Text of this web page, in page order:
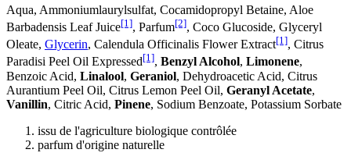
Aqua, Ammoniumlaurylsulfat, Cocamidopropyl Betaine, Aloe
Barbadensis Leaf Juice[1], Parfum[2], Coco Glucoside, Glyceryl
Oleate, Glycerin, Calendula Officinalis Flower Extract[1], Citrus
Paradisi Peel Oil Expressed[1], Benzyl Alcohol, Limonene,
Benzoic Acid, Linalool, Geraniol, Dehydroacetic Acid, Citrus
Aurantium Peel Oil, Citrus Lemon Peel Oil, Geranyl Acetate,
Vanillin, Citric Acid, Pinene, Sodium Benzoate, Potassium Sorbate
issu de l'agriculture biologique contrôlée
parfum d'origine naturelle